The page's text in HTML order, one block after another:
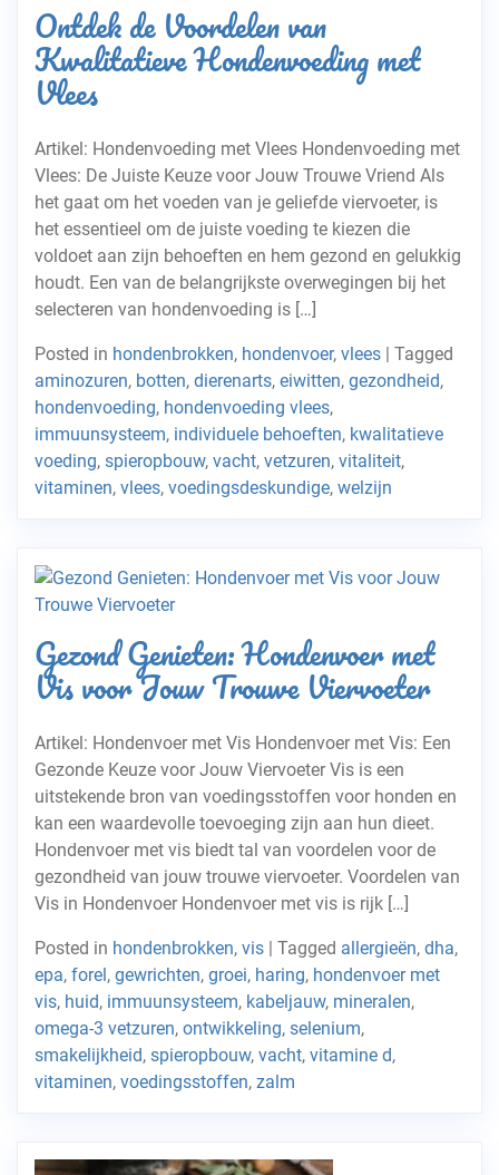
Ontdek de Voordelen van
Kwalitatieve Hondenvoeding met
Vlees
Artikel: Hondenvoeding met Vlees Hondenvoeding met
Vlees: De Juiste Keuze voor Jouw Trouwe Vriend Als
het gaat om het voeden van je geliefde viervoeter, is
het essentieel om de juiste voeding te kiezen die
voldoet aan zijn behoeften en hem gezond en gelukkig
houdt. Een van de belangrijkste overwegingen bij het
selecteren van hondenvoeding is […]
Posted in hondenbrokken, hondenvoer, vlees | Tagged
aminozuren, botten, dierenarts, eiwitten, gezondheid,
hondenvoeding, hondenvoeding vlees,
immuunsysteem, individuele behoeften, kwalitatieve
voeding, spieropbouw, vacht, vetzuren, vitaliteit,
vitaminen, vlees, voedingsdeskundige, welzijn
Gezond Genieten: Hondenvoer met
Vis voor Jouw Trouwe Viervoeter
Artikel: Hondenvoer met Vis Hondenvoer met Vis: Een
Gezonde Keuze voor Jouw Viervoeter Vis is een
uitstekende bron van voedingsstoffen voor honden en
kan een waardevolle toevoeging zijn aan hun dieet.
Hondenvoer met vis biedt tal van voordelen voor de
gezondheid van jouw trouwe viervoeter. Voordelen van
Vis in Hondenvoer Hondenvoer met vis is rijk […]
Posted in hondenbrokken, vis | Tagged allergieën, dha,
epa, forel, gewrichten, groei, haring, hondenvoer met
vis, huid, immuunsysteem, kabeljauw, mineralen,
omega-3 vetzuren, ontwikkeling, selenium,
smakelijkheid, spieropbouw, vacht, vitamine d,
vitaminen, voedingsstoffen, zalm